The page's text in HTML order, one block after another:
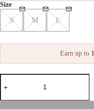
Size
S M L
Earn up to
Square
long
body